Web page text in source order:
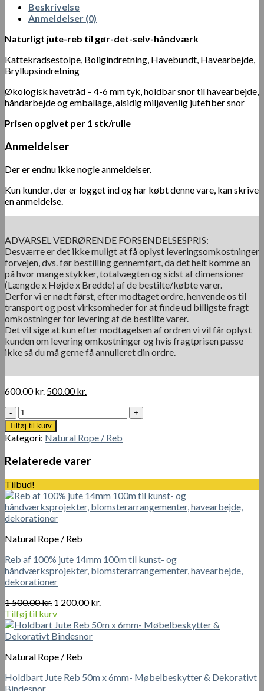
Beskrivelse
Anmeldelser (0)
Naturligt jute-reb til gør-det-selv-håndværk
Kattekradsestolpe, Boligindretning, Havebundt, Havearbejde,
Bryllupsindretning
Økologisk havetråd – 4-6 mm tyk, holdbar snor til havearbejde,
håndarbejde og emballage, alsidig miljøvenlig jutefiber snor
Prisen opgivet per 1 stk/rulle
Anmeldelser
Der er endnu ikke nogle anmeldelser.
Kun kunder, der er logget ind og har købt denne vare, kan skrive
en anmeldelse.
ADVARSEL VEDRØRENDE FORSENDELSESPRIS:
Desværre er det ikke muligt at få oplyst leveringsomkostninger
forvejen, dvs. før bestilling gennemført, da det helt komme an
på hvor mange stykker, totalvægten og sidst af dimensioner
(Længde x Højde x Bredde) af de bestilte/købte varer.
Derfor vi er nødt først, efter modtaget ordre, henvende os til
transport og post virksomheder for at finde ud billigste fragt
omkostninger for levering af de bestilte varer.
Det vil sige at kun efter modtagelsen af ordren vi vil får oplyst
kunden om levering omkostninger og hvis fragtprisen passe
ikke så du må gerne få annulleret din ordre.
600.00kr. Den
var:
600.00 kr..
500.00kr.
500.00 kr..
Jute
Snor,
4-
6mm
Tyk,
200m
Ekstra
Lang,
Naturlig
Jute
Reb
antal
Tilføj til kurv
Kategori: Natural Rope / Reb
Relaterede varer
Tilbud!
Natural Rope / Reb
Reb af 100% jute 14mm 100m til kunst- og
håndværksprojekter, blomsterarrangementer, havearbejde,
dekorationer
1 500.00kr. Den
oprindelige
pris
var:
500.00 kr..
1 200.00kr.
pris
Tilføj til kurv
Natural Rope / Reb
Holdbart Jute Reb 50m x 6mm- Møbelbeskytter & Dekorativt
Bindesnor